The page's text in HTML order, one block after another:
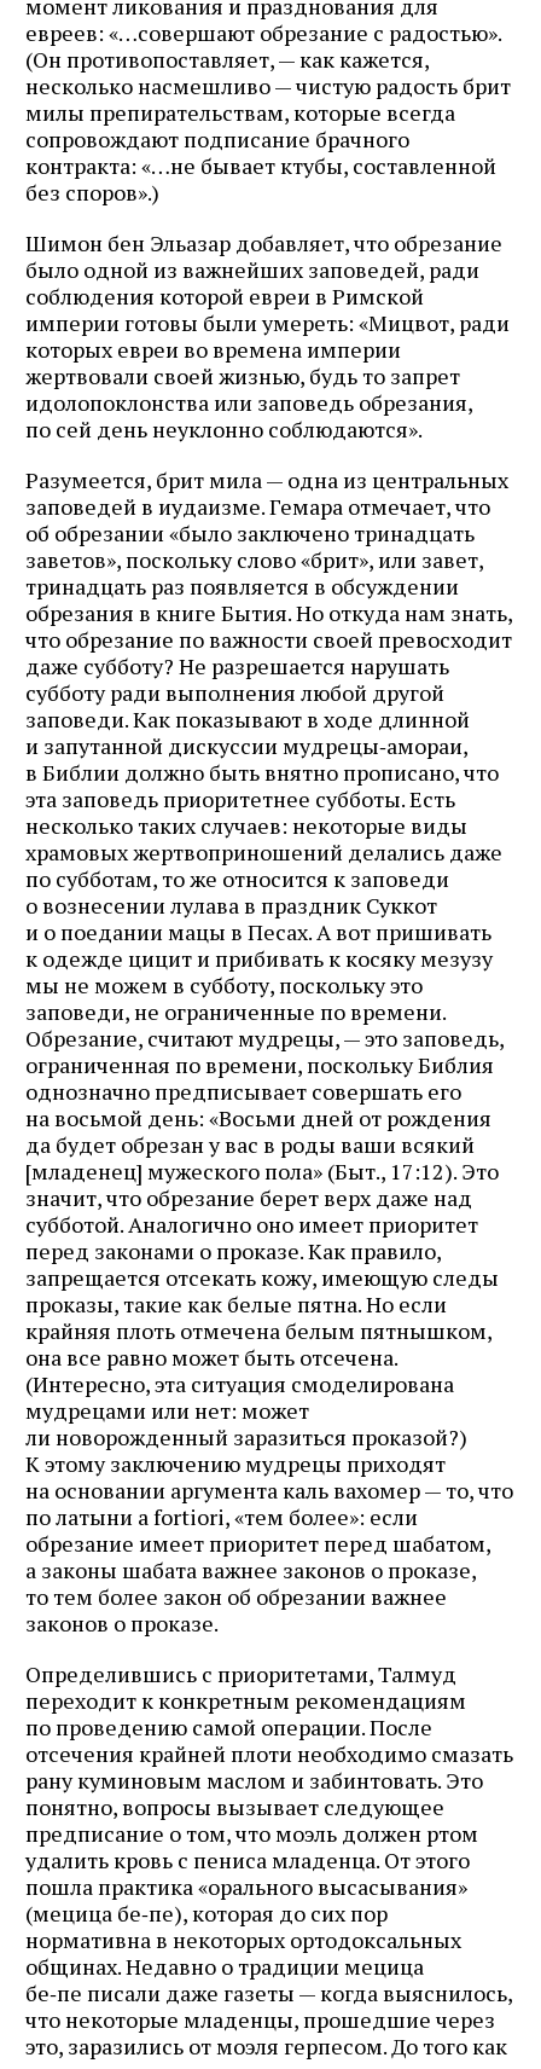
момент ликования и празднования для
евреев: «…совершают обрезание с радостью».
(Он противопоставляет, — как кажется,
несколько насмешливо — чистую радость брит
милы препирательствам, которые всегда
сопровождают подписание брачного
контракта: «…не бывает ктубы, составленной
без споров».)
Шимон бен Эльазар добавляет, что обрезание
было одной из важнейших заповедей, ради
соблюдения которой евреи в Римской
империи готовы были умереть: «Мицвот, ради
которых евреи во времена империи
жертвовали своей жизнью, будь то запрет
идолопоклонства или заповедь обрезания,
по сей день неуклонно соблюдаются».
Разумеется, брит мила — одна из центральных
заповедей в иудаизме. Гемара отмечает, что
об обрезании «было заключено тринадцать
заветов», поскольку слово «брит», или завет,
тринадцать раз появляется в обсуждении
обрезания в книге Бытия. Но откуда нам знать,
что обрезание по важности своей превосходит
даже субботу? Не разрешается нарушать
субботу ради выполнения любой другой
заповеди. Как показывают в ходе длинной
и запутанной дискуссии мудрецы‑амораи,
в Библии должно быть внятно прописано, что
эта заповедь приоритетнее субботы. Есть
несколько таких случаев: некоторые виды
храмовых жертвоприношений делались даже
по субботам, то же относится к заповеди
о вознесении лулава в праздник Суккот
и о поедании мацы в Песах. А вот пришивать
к одежде цицит и прибивать к косяку мезузу
мы не можем в субботу, поскольку это
заповеди, не ограниченные по времени.
Обрезание, считают мудрецы, — это заповедь,
ограниченная по времени, поскольку Библия
однозначно предписывает совершать его
на восьмой день: «Восьми дней от рождения
да будет обрезан у вас в роды ваши всякий
[младенец] мужеского пола» (Быт., 17:12). Это
значит, что обрезание берет верх даже над
субботой. Аналогично оно имеет приоритет
перед законами о проказе. Как правило,
запрещается отсекать кожу, имеющую следы
проказы, такие как белые пятна. Но если
крайняя плоть отмечена белым пятнышком,
она все равно может быть отсечена.
(Интересно, эта ситуация смоделирована
мудрецами или нет: может
ли новорожденный заразиться проказой?)
К этому заключению мудрецы приходят
на основании аргумента каль вахомер — то, что
по латыни а fortiori, «тем более»: если
обрезание имеет приоритет перед шабатом,
а законы шабата важнее законов о проказе,
то тем более закон об обрезании важнее
законов о проказе.
Определившись с приоритетами, Талмуд
переходит к конкретным рекомендациям
по проведению самой операции. После
отсечения крайней плоти необходимо смазать
рану куминовым маслом и забинтовать. Это
понятно, вопросы вызывает следующее
предписание о том, что моэль должен ртом
удалить кровь с пениса младенца. От этого
пошла практика «орального высасывания»
(мецица бе‑пе), которая до сих пор
нормативна в некоторых ортодоксальных
общинах. Недавно о традиции мецица
бе‑пе писали даже газеты — когда выяснилось,
что некоторые младенцы, прошедшие через
это, заразились от моэля герпесом. До того как